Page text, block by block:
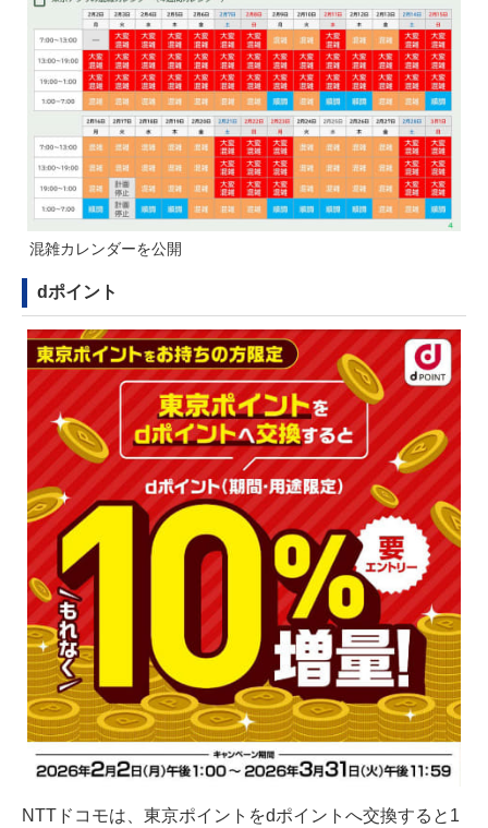
混雑カレンダーを公開
dポイント
NTTドコモは、東京ポイントをdポイントへ交換すると1